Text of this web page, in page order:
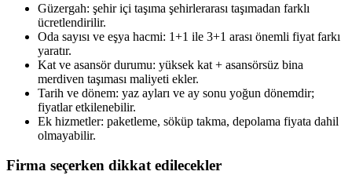
Güzergah: şehir içi taşıma şehirlerarası taşımadan farklı
ücretlendirilir.
Oda sayısı ve eşya hacmi: 1+1 ile 3+1 arası önemli fiyat farkı
yaratır.
Kat ve asansör durumu: yüksek kat + asansörsüz bina
merdiven taşıması maliyeti ekler.
Tarih ve dönem: yaz ayları ve ay sonu yoğun dönemdir;
fiyatlar etkilenebilir.
Ek hizmetler: paketleme, söküp takma, depolama fiyata dahil
olmayabilir.
Firma seçerken dikkat edilecekler